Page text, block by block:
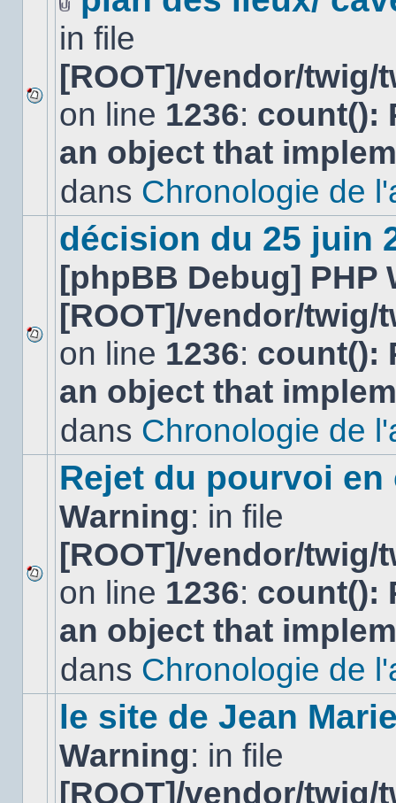
Aucun
nouveau
message
non-
dans
sujet.
Fichier(s)
joint(s)
in file
[ROOT]/vendor/
on line 1236: count():
an object that
dans Chronologie de
Aucun
nouveau
message
non-
dans
décision du 25 juin
[phpBB Debug] PHP
[ROOT]/vendor/
on line 1236: count():
an object that
dans Chronologie de
Aucun
nouveau
message
non-
dans
sujet.
Rejet du pourvoi
Warning: in file
[ROOT]/vendor/
on line 1236: count():
an object that
dans Chronologie de
le site de Jean
Warning: in file
[ROOT]/vendor/